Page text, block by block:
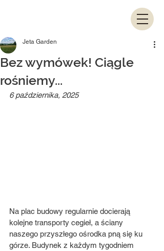
Bez wymówek! Ciągle
rośniemy...
Jeta Garden
6 października, 2025
Na plac budowy regularnie docierają
kolejne transporty cegieł, a ściany
naszego przyszłego ośrodka pną się ku
górze. Budynek z każdym tygodniem